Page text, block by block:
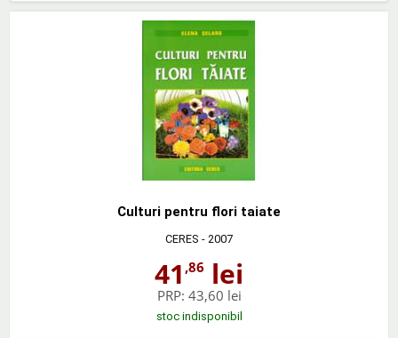
Culturi pentru flori taiate
CERES - 2007
41 ,86 lei
PRP: 43,60 lei
stoc indisponibil